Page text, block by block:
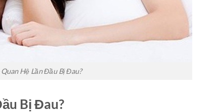
Quan Hệ Lần Đầu Bị Đau?
Bị Đau?